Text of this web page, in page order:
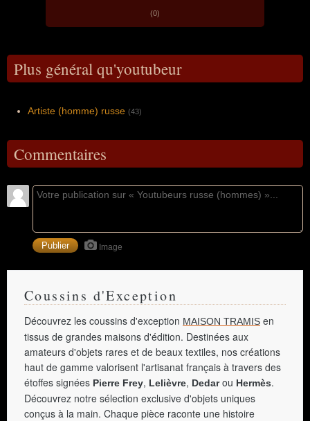
(0)
Plus général qu'youtubeur
Artiste (homme) russe (43)
Commentaires
Image
Coussins d'Exception
Découvrez les coussins d'exception MAISON TRAMIS en
tissus de grandes maisons d'édition. Destinées aux
amateurs d'objets rares et de beaux textiles, nos créations
haut de gamme valorisent l'artisanat français à travers des
étoffes signées Pierre Frey, Lelièvre, Dedarou Hermès.
Découvrez notre sélection exclusive d'objets uniques
conçus à la main. Chaque pièce raconte une histoire